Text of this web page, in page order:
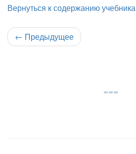
Вернуться к содержанию учебника
← Предыдущее